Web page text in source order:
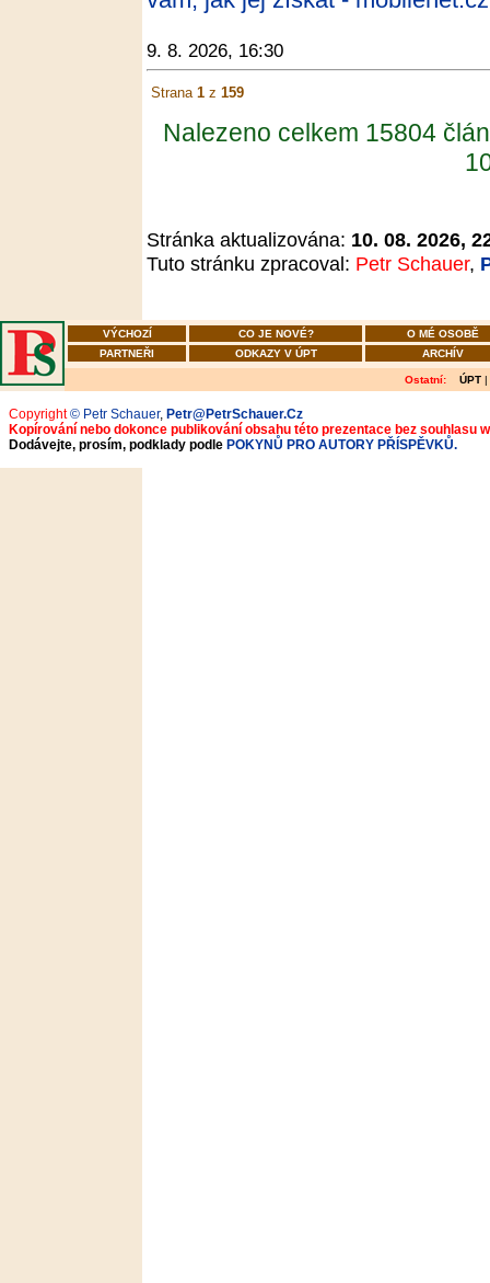
9. 8. 2026, 16:30
Strana 1 z 159
Nalezeno celkem 15804
Stránka aktualizována: 10. 08. 2026,
Tuto stránku zpracoval: Petr Schauer,
VÝCHOZÍ CO JE NOVÉ?
O MÉ OSOBĚ
PARTNEŘI
ODKAZY V ÚPT ARCHÍV
Ostatní: ÚPT |
Copyright© Petr Schauer, Petr@PetrSchauer.Cz
Kopírování nebo dokonce publikování obsahu této prezentace bez souhlasu
Dodávejte, prosím, podklady podle POKYNŮ PRO AUTORY PŘÍSPĚVKŮ.